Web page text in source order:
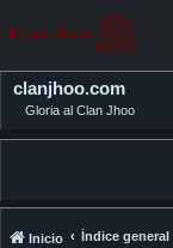
clanjhoo.com
Gloria al Clan Jhoo
Inicio Índice general